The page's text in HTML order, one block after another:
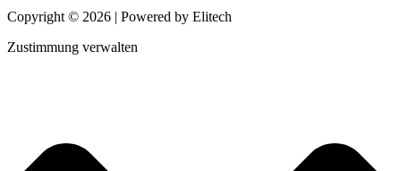
Copyright © 2026 | Powered by Elitech
Zustimmung verwalten